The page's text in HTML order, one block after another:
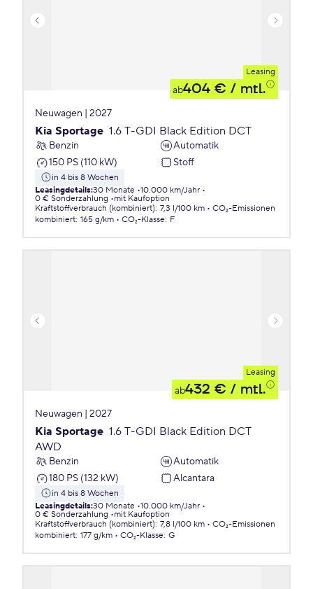
Leasing
ab404 € / mtl.
Neuwagen | 2027
Kia Sportage 1.6 T-GDI Black Edition DCT
Benzin
Automatik
150 PS (110 kW)
Stoff
in 4 bis 8 Wochen
Leasingdetails:30 Monate 10.000 km/Jahr
0 € Sonderzahlung
mit Kaufoption
Kraftstoffverbrauch (kombiniert): 7,3 l/100 km
CO₂-Emissionen
kombiniert: 165 g/km CO₂-Klasse: F
Leasing
ab432 € / mtl.
Neuwagen | 2027
Kia Sportage 1.6 T-GDI Black Edition DCT
AWD
Benzin
Automatik
180 PS (132 kW)
Alcantara
in 4 bis 8 Wochen
Leasingdetails:30 Monate 10.000 km/Jahr
0 € Sonderzahlung
mit Kaufoption
Kraftstoffverbrauch (kombiniert): 7,8 l/100 km
CO₂-Emissionen
kombiniert: 177 g/km CO₂-Klasse: G